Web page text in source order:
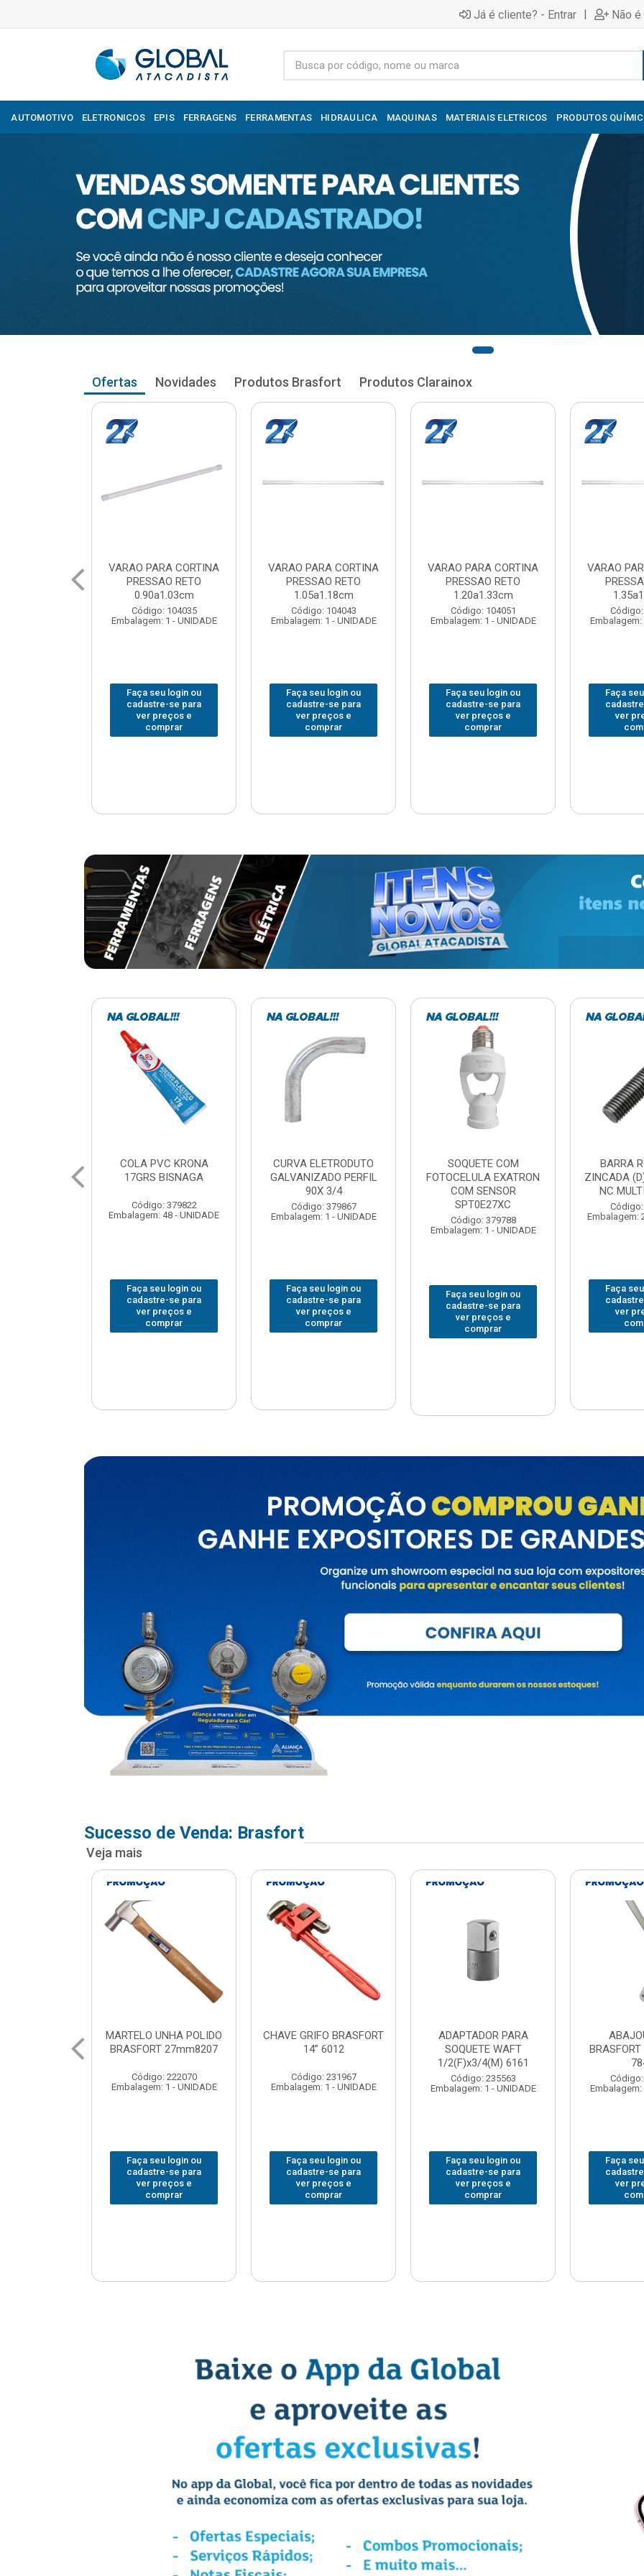
Já é cliente? - Entrar | Não
AUTOMOTIVO ELETRONICOS EPIS FERRAGENS FERRAMENTAS HIDRAULICA MAQUINAS MATERIAIS ELETRICOS PRODUTOS
Ofertas Novidades Produtos Brasfort Produtos Clarainox
VARAO PARA CORTINA
PRESSAO RETO
1.05a1.18cm
Código: 104043
Embalagem: 1 - UNIDADE
Faça seu login ou
cadastre-se para
ver preços e
comprar
VARAO PARA CORTINA
PRESSAO RETO
1.20a1.33cm
Código: 104051
Embalagem: 1 - UNIDADE
Faça seu login ou
cadastre-se para
ver preços e
comprar
VARAO PARA CORTINA
PRESSAO RETO
1.35a1.48cm
Código: 104060
Embalagem: 1 - UNIDADE
Faça seu login ou
cadastre-se para
ver preços e
comprar
VARAO
Embalagem:
Faça
ver
CURVA ELETRODUTO
GALVANIZADO PERFIL
Código: 379867
Embalagem: 1 - UNIDADE
Faça seu login ou
cadastre-se para
ver preços e
comprar
SOQUETE COM
FOTOCELULA EXATRON
COM SENSOR
SPT0E27XC
Código: 379788
Faça seu login ou
cadastre-se para
ver preços e
comprar
BARRA ROSCADA
ZINCADA (D) 5/16”X1MT
NC MULTIBARRAS
Código: 379806
Embalagem: 20 - UNIDADE
Faça seu login ou
cadastre-se para
ver preços e
comprar
JOMARCA
Embalagem:
Faça
ver
Sucesso de Venda: Brasfort
Veja mais
CHAVE GRIFO BRASFORT
14” 6012
Código: 231967
Embalagem: 1 - UNIDADE
Faça seu login ou
cadastre-se para
ver preços e
comprar
ADAPTADOR PARA
SOQUETE WAFT
Código: 235563
Embalagem: 1 - UNIDADE
Faça seu login ou
cadastre-se para
ver preços e
comprar
ABAJOUR LED
BRASFORT COB MESA
7844
Código: 310379
Embalagem: 1 - UNIDADE
Faça seu login ou
cadastre-se para
ver preços e
comprar
Faça
ver